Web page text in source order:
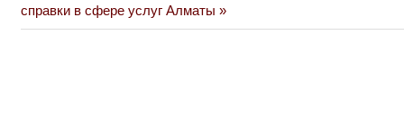
записям
Post:
справки в сфере услуг Алматы